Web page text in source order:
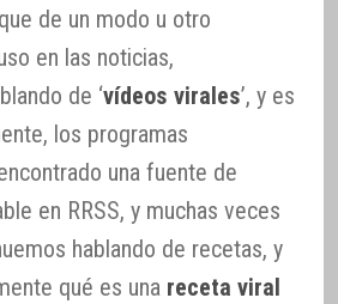
de un modo u otro
en las noticias,
de ‘vídeos virales’, y es
los programas
una fuente de
en RRSS, y muchas veces
hablando de recetas, y
qué es una receta viral